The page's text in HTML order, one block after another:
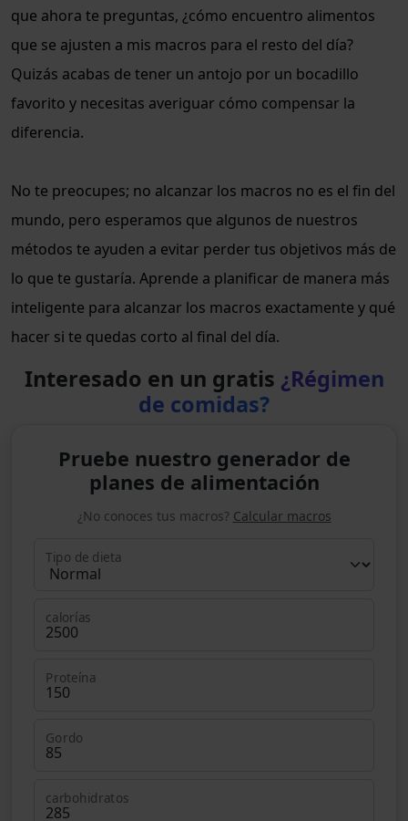
que ahora te preguntas, ¿cómo encuentro alimentos
que se ajusten a mis macros para el resto del día?
Quizás acabas de tener un antojo por un bocadillo
favorito y necesitas averiguar cómo compensar la
diferencia.
No te preocupes; no alcanzar los macros no es el fin del
mundo, pero esperamos que algunos de nuestros
métodos te ayuden a evitar perder tus objetivos más de
lo que te gustaría. Aprende a planificar de manera más
inteligente para alcanzar los macros exactamente y qué
hacer si te quedas corto al final del día.
Interesado en un gratis ¿Régimen
de comidas?
Pruebe nuestro generador de
planes de alimentación
¿No conoces tus macros? Calcular macros
Tipo de dieta
calorías
Proteína
Gordo
carbohidratos